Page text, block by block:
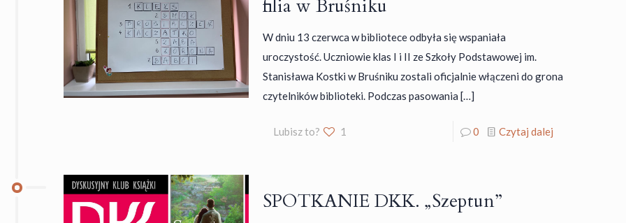
filia w Bruśniku
W dniu 13 czerwca w bibliotece odbyła się wspaniała
uroczystość. Uczniowie klas I i II ze Szkoły Podstawowej im.
Stanisława Kostki w Bruśniku zostali oficjalnie włączeni do grona
czytelników biblioteki. Podczas pasowania […]
Lubisz to? 1 0 Czytaj dalej
SPOTKANIE DKK. „Szeptun”